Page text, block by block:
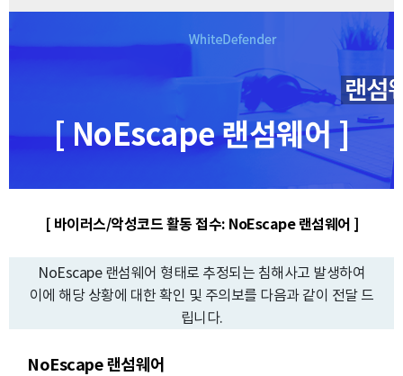
[ NoEscape 랜섬웨어 ]
[ 바이러스/악성코드 활동 접수: NoEscape 랜섬웨어 ]
NoEscape 랜섬웨어 형태로 추정되는 침해사고 발생하여
이에 해당 상황에 대한 확인 및 주의보를 다음과 같이 전달 드
립니다.
NoEscape 랜섬웨어